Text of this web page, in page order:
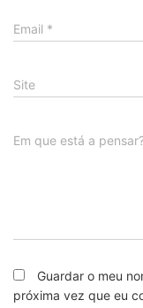
Email *
Site
Em que está a
Guardar o meu
próxima vez que eu